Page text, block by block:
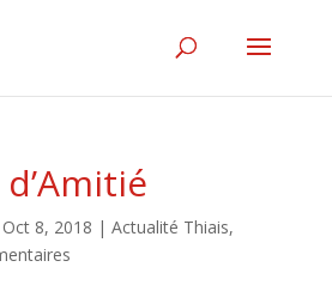
Oct 8, 2018 | Actualité Thiais,